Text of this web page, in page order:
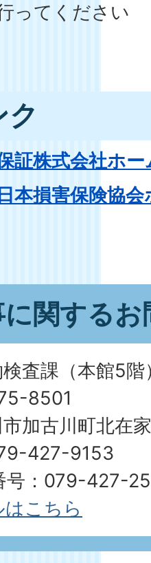
ってください
証株式会社ホ
本損害保険協
関する
査課（本館5階
8501
加古川町北在
427-9153
号：079-427-
こちら